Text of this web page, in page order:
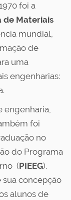
foi a
de Materiais
mundial,
de
uma
engenharias:
engenharia,
foi
no
do Programa
(PIEEG).
concepção
alunos de